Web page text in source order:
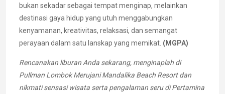
bukan sekadar sebagai tempat menginap, melainkan
destinasi gaya hidup yang utuh menggabungkan
kenyamanan, kreativitas, relaksasi, dan semangat
perayaan dalam satu lanskap yang memikat. (MGPA)
Rencanakan liburan Anda sekarang, menginaplah di
Pullman Lombok Merujani Mandalika Beach Resort dan
nikmati sensasi wisata serta pengalaman seru di Pertamina